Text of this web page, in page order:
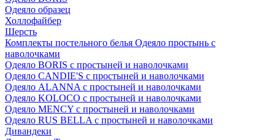
Одеяло образец
Холлофайбер
Шерсть
Комплекты постельного белья Одеяло простынь с
наволочками
Одеяло BORIS с простыней и наволочками
Одеяло CANDIE'S с простыней и наволочками
Одеяло ALANNA с простыней и наволочками
Одеяло KOLOCO с простыней и наволочками
Одеяло MENCY с простыней и наволочками
Одеяло RUS BELLA с простыней и наволочками
Дивандеки